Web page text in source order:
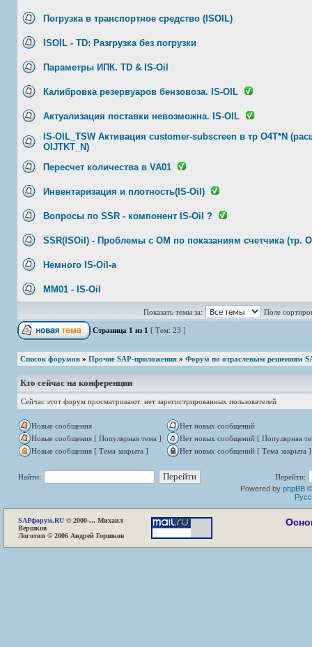
Погрузка в транспортное средство (ISOIL)
ISOIL - TD: Разгрузка без погрузки
Параметры ИПК. TD & IS-Oil
Калибровка резервуаров бензовоза. IS-OIL
Актуализация поставки невозможна. IS-OIL
IS-OIL_TSW Активация customer-subscreen в тр O4T*N
OIJTKT_N)
Пересчет количества в VA01
Инвентаризация и плотность(IS-Oil)
Вопросы по SSR - компонент IS-Oil ?
SSR(ISOil) - Проблемы с ОМ по показаниям счетчика (тр.
Немного IS-Oil-а
MM01 - IS-Oil
Показать темы за: Поле
Страница 1 из 1 [ Тем: 23 ]
Список форумов » Прочие SAP-приложения » Форум по отраслевым решениям
Кто сейчас на конференции
Сейчас этот форум просматривают: нет зарегистрированных пользователей
Новые сообщения
Нет новых сообщений
Новые сообщения [ Популярная тема ]
Нет новых сообщений [ Популярная
Новые сообщения [ Тема закрыта ]
Нет новых сообщений [ Тема закрыта ]
Найти:
Перейти:
Powered by phpBB
SAPфорум.RU © 2000-... Михаил
Вершков
Логотип © 2006 Андрей Горшков